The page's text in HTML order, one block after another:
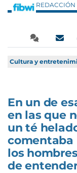
REDACCIÓN
Cultura y
En un de
en las que
un té
comentaba
los
de